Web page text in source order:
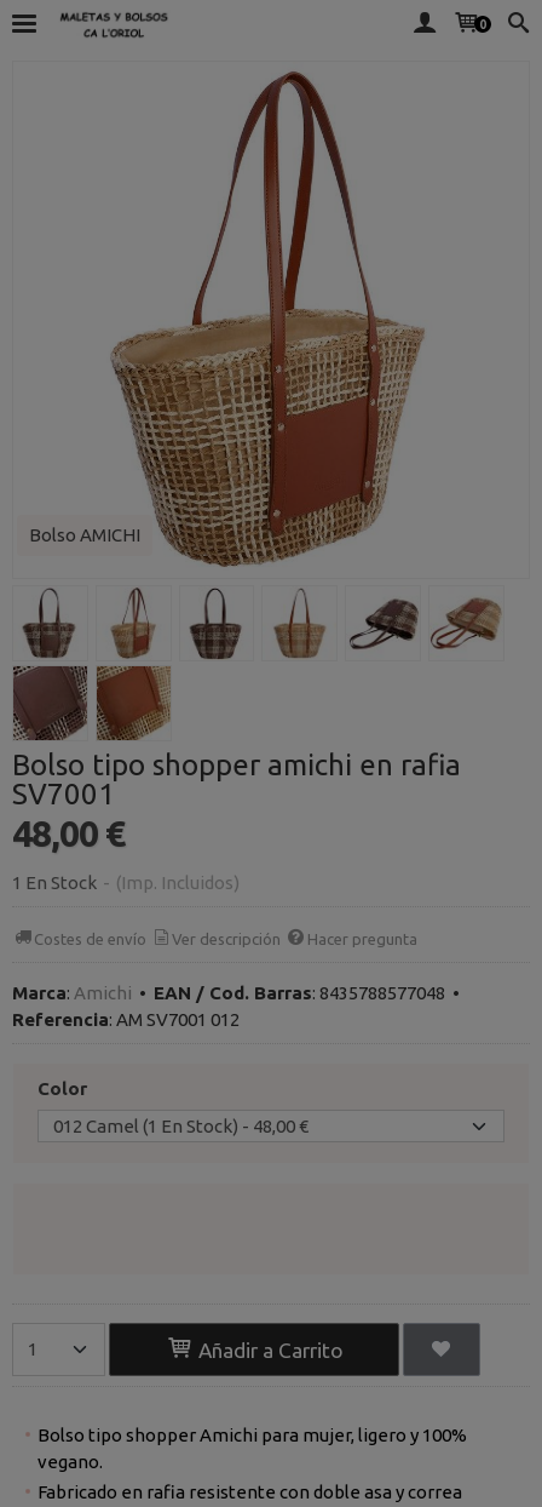
0
Bolso AMICHI
Bolso tipo shopper amichi en rafia
SV7001
48,00 €
1 En Stock - (Imp. Incluidos)
Costes de envío Ver descripción Hacer pregunta
Marca: Amichi • EAN / Cod. Barras: 8435788577048 •
Referencia: AM SV7001 012
Color
Añadir a Carrito
Bolso tipo shopper Amichi para mujer, ligero y 100%
vegano.
Fabricado en rafia resistente con doble asa y correa